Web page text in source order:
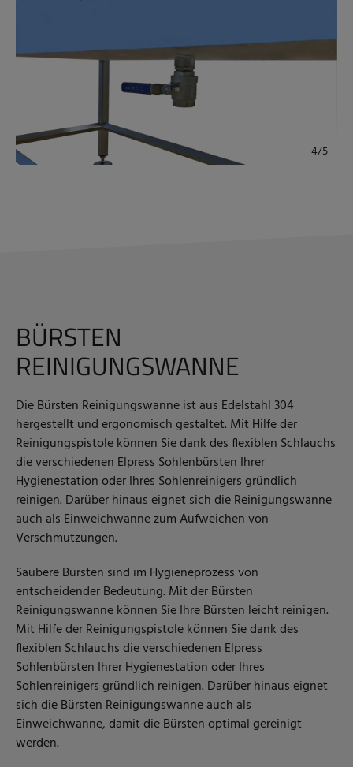
BÜRSTEN
REINIGUNGSWANNE
Die Bürsten Reinigungswanne ist aus Edelstahl 304
hergestellt und ergonomisch gestaltet. Mit Hilfe der
Reinigungspistole können Sie dank des flexiblen Schlauchs
die verschiedenen Elpress Sohlenbürsten Ihrer
Hygienestationoder Ihres Sohlenreinigersgründlich
reinigen. Darüber hinaus eignet sich die Reinigungswanne
auch als Einweichwanne zum Aufweichen von
Verschmutzungen.
Saubere Bürsten sind im Hygieneprozess von
entscheidender Bedeutung. Mit der Bürsten
Reinigungswanne können Sie Ihre Bürsten leicht reinigen.
Mit Hilfe der Reinigungspistole können Sie dank des
flexiblen Schlauchs die verschiedenen Elpress
Sohlenbürsten IhrerHygienestationoder Ihres
Sohlenreinigersgründlich reinigen. Darüber hinaus eignet
sich die Bürsten Reinigungswanne auch als
Einweichwanne, damit die Bürsten optimal gereinigt
werden.